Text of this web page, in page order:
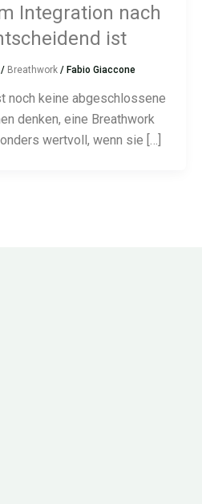
Integration nach
ist
/ Breathwork / Fabio Giaccone
noch keine abgeschlossene
denken, eine Breathwork
wertvoll, wenn sie […]